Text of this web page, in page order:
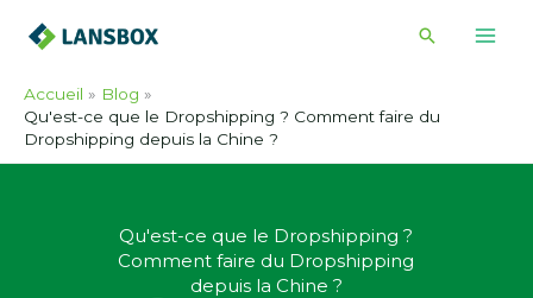
Accueil
Blog
Qu'est-ce que le Dropshipping ? Comment faire du
Dropshipping depuis la Chine ?
Qu'est-ce que le Dropshipping ?
Comment faire du Dropshipping
depuis la Chine ?